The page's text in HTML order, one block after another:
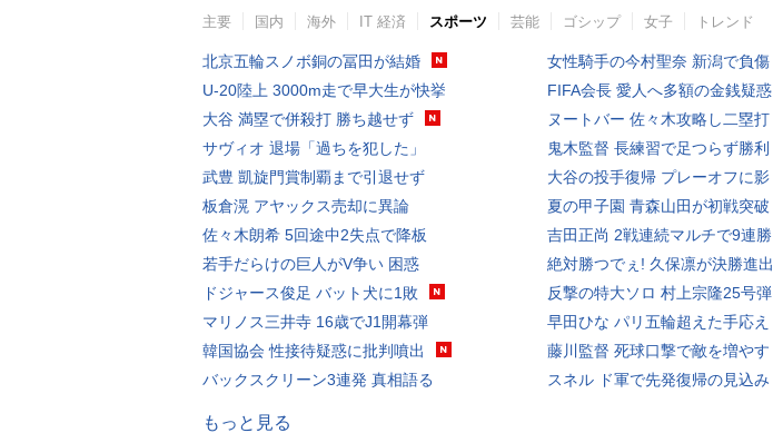
主要 国内 海外 IT 経済 スポーツ 芸能 ゴシップ 女子 トレンド
北京五輪スノボ銅の冨田が結婚
U-20陸上 3000m走で早大生が快挙
大谷 満塁で併殺打 勝ち越せず
サヴィオ 退場「過ちを犯した」
武豊 凱旋門賞制覇まで引退せず
板倉滉 アヤックス売却に異論
佐々木朗希 5回途中2失点で降板
若手だらけの巨人がV争い 困惑
ドジャース俊足 バット犬に1敗
マリノス三井寺 16歳でJ1開幕弾
韓国協会 性接待疑惑に批判噴出
バックスクリーン3連発 真相語る
女性騎手の今村聖奈 新潟で負傷
FIFA会長 愛人へ多額の金銭疑惑
ヌートバー 佐々木攻略し二塁打
鬼木監督 長練習で足つらず勝利
大谷の投手復帰 プレーオフに影
夏の甲子園 青森山田が初戦突破
吉田正尚 2戦連続マルチで9連勝
絶対勝つでぇ! 久保凛が決勝進出
反撃の特大ソロ 村上宗隆25号弾
早田ひな パリ五輪超えた手応え
藤川監督 死球口撃で敵を増やす
スネル ド軍で先発復帰の見込み
もっと見る